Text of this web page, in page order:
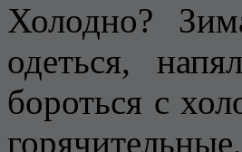
Холодно?
одеться,
бороться с